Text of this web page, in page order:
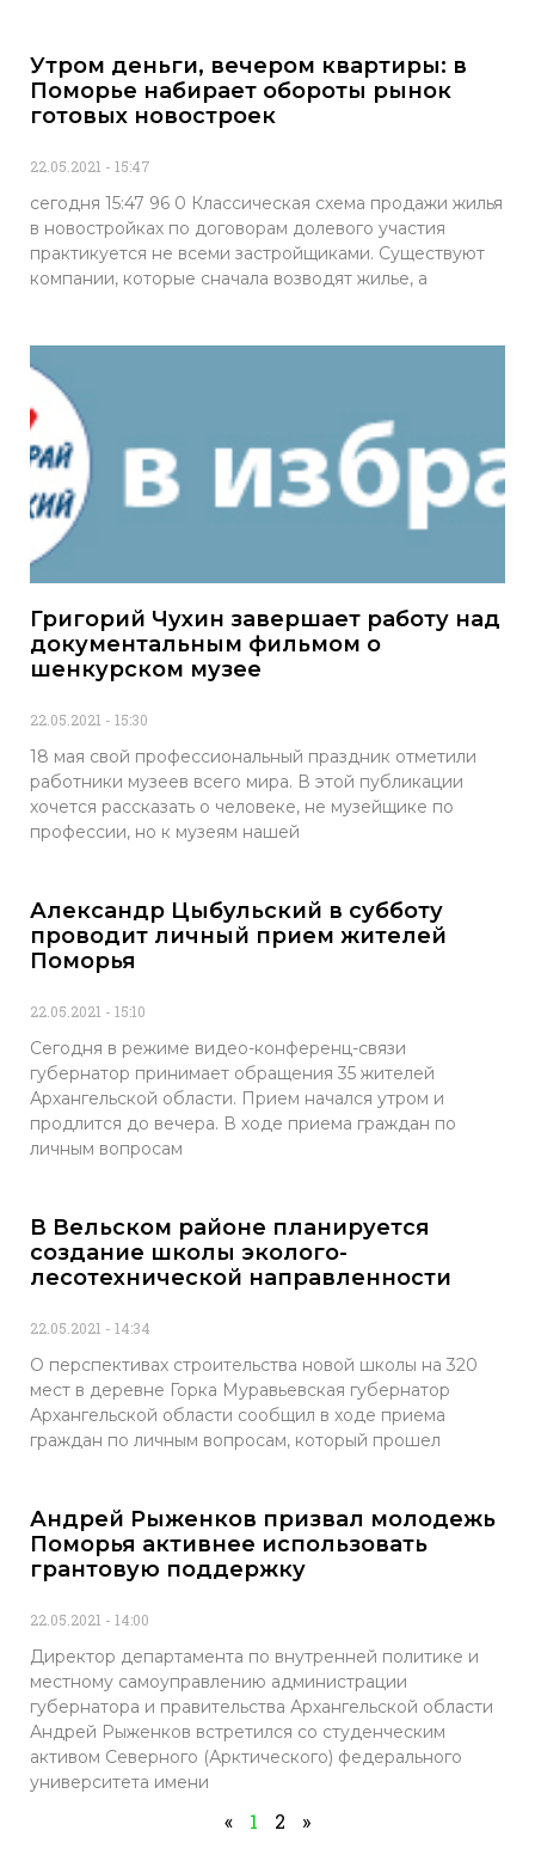
Утром деньги, вечером квартиры: в
Поморье набирает обороты рынок
готовых новостроек
22.05.2021 15:47
сегодня 15:47 96 0 Классическая схема продажи жилья
в новостройках по договорам долевого участия
практикуется не всеми застройщиками. Существуют
компании, которые сначала возводят жилье, а
Григорий Чухин завершает работу над
документальным фильмом о
шенкурском музее
22.05.2021 15:30
18 мая свой профессиональный праздник отметили
работники музеев всего мира. В этой публикации
хочется рассказать о человеке, не музейщике по
профессии, но к музеям нашей
Александр Цыбульский в субботу
проводит личный прием жителей
Поморья
22.05.2021 15:10
Сегодня в режиме видео-конференц-связи
губернатор принимает обращения 35 жителей
Архангельской области. Прием начался утром и
продлится до вечера. В ходе приема граждан по
личным вопросам
В Вельском районе планируется
создание школы эколого-
лесотехнической направленности
22.05.2021 14:34
О перспективах строительства новой школы на 320
мест в деревне Горка Муравьевская губернатор
Архангельской области сообщил в ходе приема
граждан по личным вопросам, который прошел
Андрей Рыженков призвал молодежь
Поморья активнее использовать
грантовую поддержку
22.05.2021 14:00
Директор департамента по внутренней политике и
местному самоуправлению администрации
губернатора и правительства Архангельской области
Андрей Рыженков встретился со студенческим
активом Северного (Арктического) федерального
университета имени
« 1 2 »